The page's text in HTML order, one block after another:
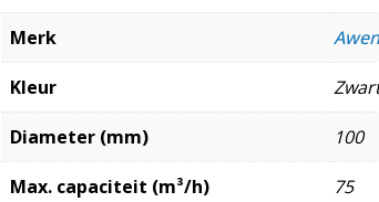
Merk
Kleur
Diameter (mm) 100
Max. capaciteit (m³/h) 75